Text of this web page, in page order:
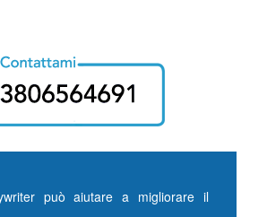
può aiutare a migliorare il